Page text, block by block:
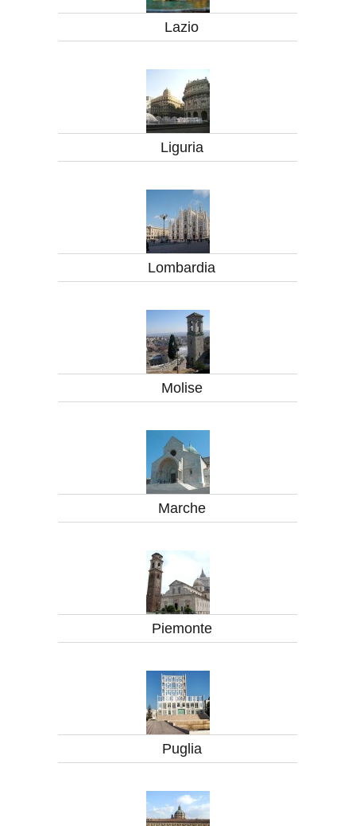
Lazio
Liguria
Lombardia
Molise
Marche
Piemonte
Puglia